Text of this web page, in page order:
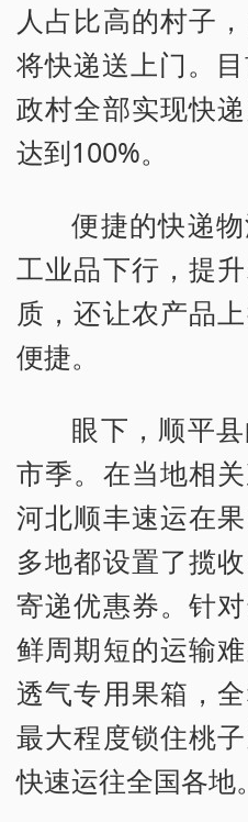
人占比高的村子
将快递送上门。
政村全部实现快
达到100%。
便捷的快递
工业品下行，提
质，还让农产品
便捷。
眼下，顺平
市季。在当地相
河北顺丰速运在
多地都设置了揽
寄递优惠券。针
鲜周期短的运输
透气专用果箱，
最大程度锁住桃
快速运往全国各地。